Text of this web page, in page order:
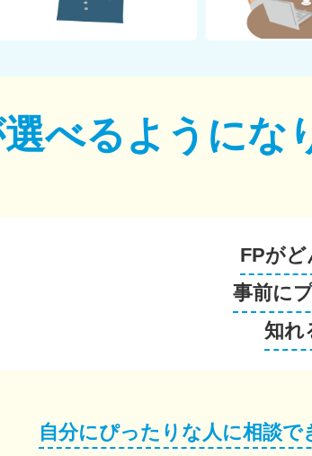
べるようにな
FPが
事前に
知れ
自分にぴったりな人に相談で